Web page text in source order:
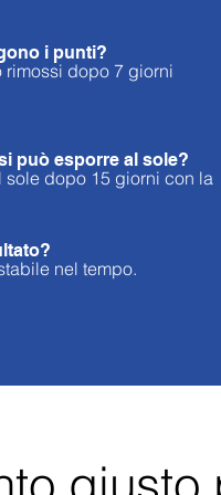
i punti?
rimossi dopo 7 giorni
può esporre al sole?
dopo 15 giorni con la
nel tempo.